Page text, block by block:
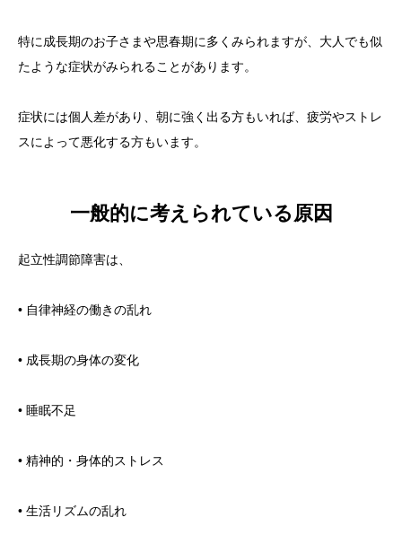
特に成長期のお子さまや思春期に多くみられますが、大人でも似
たような症状がみられることがあります。
症状には個人差があり、朝に強く出る方もいれば、疲労やストレ
スによって悪化する方もいます。
一般的に考えられている原因
起立性調節障害は、
• 自律神経の働きの乱れ
• 成長期の身体の変化
• 睡眠不足
• 精神的・身体的ストレス
• 生活リズムの乱れ